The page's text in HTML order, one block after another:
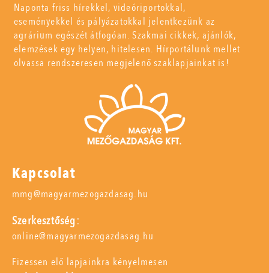
Naponta friss hírekkel, videóriportokkal,
eseményekkel és pályázatokkal jelentkezünk az
agrárium egészét átfogóan. Szakmai cikkek, ajánlók,
elemzések egy helyen, hitelesen. Hírportálunk mellet
olvassa rendszeresen megjelenő szaklapjainkat is!
Kapcsolat
mmg@magyarmezogazdasag.hu
Szerkesztőség:
online@magyarmezogazdasag.hu
Fizessen elő lapjainkra kényelmesen